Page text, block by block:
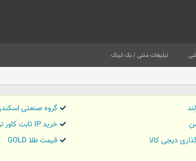
تبلیغات متنی / بک لینک
گروه صنعتی
خرید IP ثابت کاور تریدر
دیجی کالا
قیمت طلا GOLD